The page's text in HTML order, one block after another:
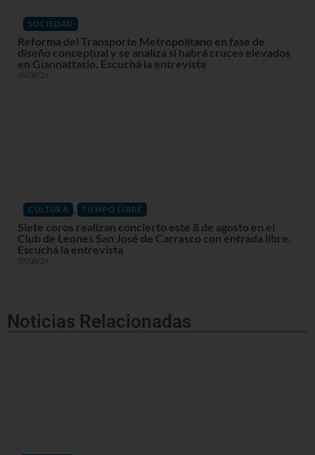
SOCIEDAD
Reforma del Transporte Metropolitano en fase de
diseño conceptual y se analiza si habrá cruces elevados
en Giannattasio. Escuchá la entrevista
05/08/26
CULTURA , TIEMPO LIBRE
Siete coros realizan concierto este 8 de agosto en el
Club de Leones San José de Carrasco con entrada libre.
Escuchá la entrevista
07/08/26
Noticias Relacionadas